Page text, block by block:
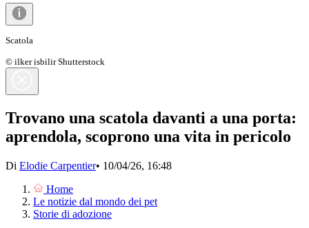
Scatola
© ilker isbilir Shutterstock
Trovano una scatola davanti a una porta:
aprendola, scoprono una vita in pericolo
Di Elodie Carpentier• 10/04/26, 16:48
Home
Le notizie dal mondo dei pet
Storie di adozione